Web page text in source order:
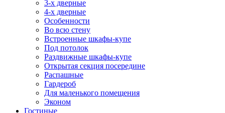
3-х дверные
4-х дверные
Особенности
Во всю стену
Встроенные шкафы-купе
Под потолок
Раздвижные шкафы-купе
Открытая секция посередине
Распашные
Гардероб
Для маленького помещения
Эконом
Гостиные